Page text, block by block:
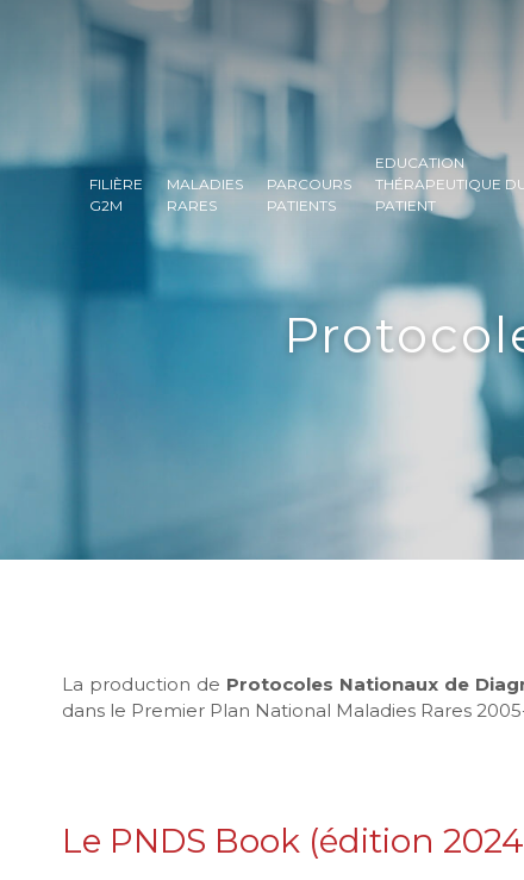
FILIÈRE
G2M
MALADIES
RARES
PARCOURS
PATIENTS
EDUCATION
THÉRAPEUTIQUE
PATIENT
La production de Protocoles Nationaux de
dans le Premier Plan National Maladies Rares
Le PNDS Book (édition